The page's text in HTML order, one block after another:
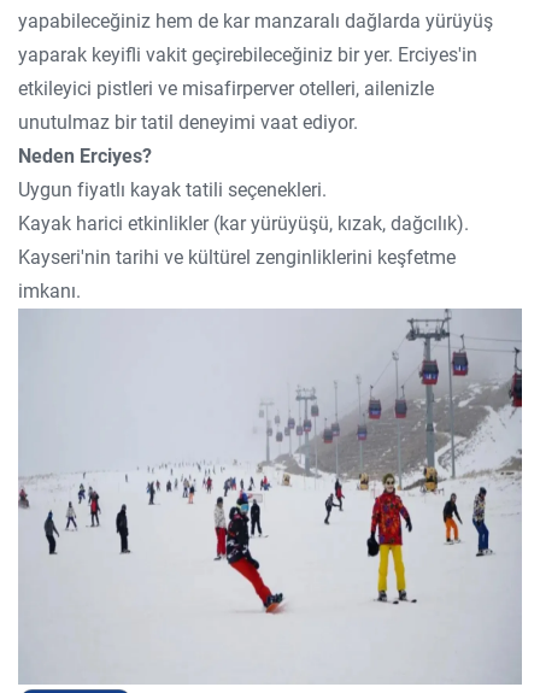
yapabileceğiniz hem de kar manzaralı dağlarda yürüyüş
yaparak keyifli vakit geçirebileceğiniz bir yer. Erciyes'in
etkileyici pistleri ve misafirperver otelleri, ailenizle
unutulmaz bir tatil deneyimi vaat ediyor.
Neden Erciyes?
Uygun fiyatlı kayak tatili seçenekleri.
Kayak harici etkinlikler (kar yürüyüşü, kızak, dağcılık).
Kayseri'nin tarihi ve kültürel zenginliklerini keşfetme
imkanı.